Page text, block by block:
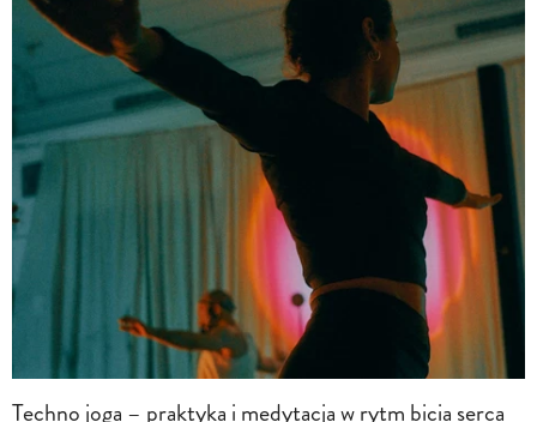
Techno joga – praktyka i medytacja w rytm bicia serca